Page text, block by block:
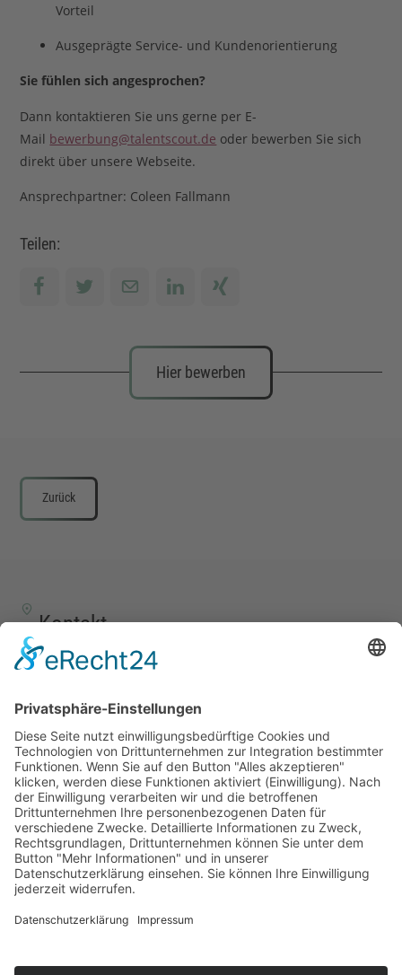
Vorteil
Ausgeprägte Service- und Kundenorientierung
Sie fühlen sich angesprochen?
Dann kontaktieren Sie uns gerne per E-
Mail bewerbung@talentscout.de oder bewerben Sie sich
direkt über unsere Webseite.
Ansprechpartner: Coleen Fallmann
Teilen:
Hier bewerben
Zurück
Kontakt
TALENTSCOUT CONSULTING GmbH
57258 Freudenberg
+49 (0) 15117609865
office(at)talentscout.de
Social